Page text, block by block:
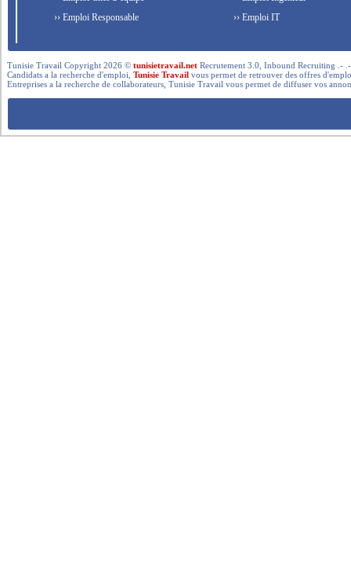
›› Emploi Responsable
›› Emploi IT
Tunisie Travail Copyright 2026 ©tunisietravail.net Recrutement 3.0, Inbound Recruiting .-
Candidats a la recherche d'emploi,Tunisie Travail vous permet de retrouver des offres
Entreprises a la recherche de collaborateurs, Tunisie Travail vous permet de diffuser vos